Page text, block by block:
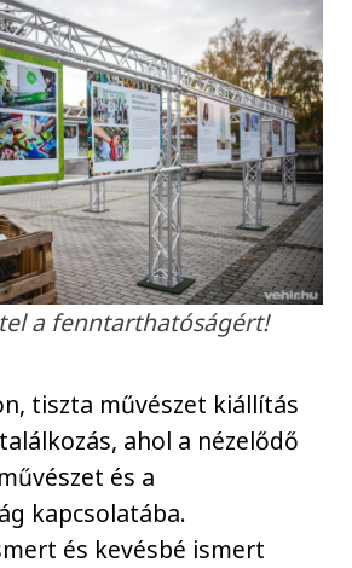
a fenntarthatóságért!
tiszta művészet kiállítás
ahol a nézelődő
és a
kapcsolatába.
és kevésbé ismert